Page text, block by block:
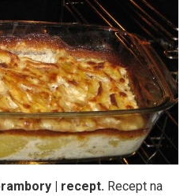
| recept. Recept na